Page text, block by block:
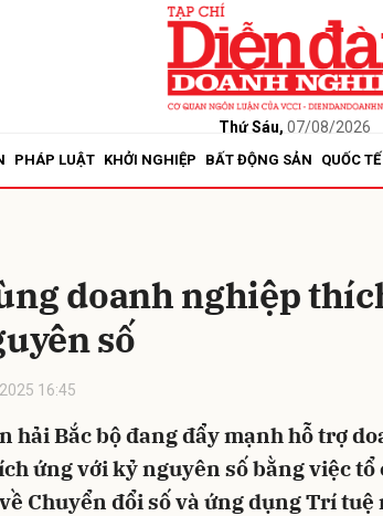
Thứ Sáu, 07/08/2026
PHÁP LUẬT KHỞI NGHIỆP BẤT ĐỘNG SẢN QUỐC TẾ
doanh nghiệp
số
16:45
hải Bắc bộ đang đẩy mạnh hỗ trợ
ứng với kỷ nguyên số bằng việc tổ
Chuyển đổi số và ứng dụng Trí tuệ